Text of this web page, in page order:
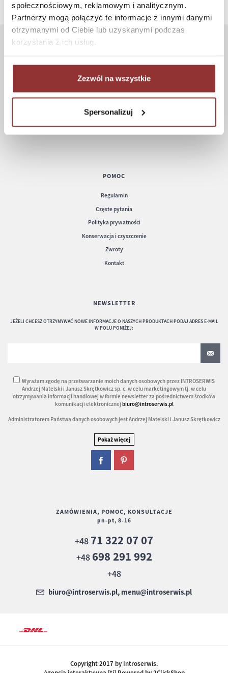
społecznościowym, reklamowym i analitycznym.
Partnerzy mogą połączyć te informacje z innymi danymi
otrzymanymi od Ciebie lub uzyskanymi podczas
korzystania z ich usług.
Zezwól na wszystkie
Spersonalizuj
Formy płatności
Koszt dostawy
Informacje techniczne
POMOC
Regulamin
Częste pytania
Polityka prywatności
Konserwacja i czyszczenie
Zwroty
Kontakt
NEWSLETTER
JEŻELI CHCESZ OTRZYMYWAĆ NOWE INFORMACJE O NASZYCH PRODUKTACH PODAJ ADRES E-MAIL
W POLU PONIŻEJ:
Wyrażam zgodę na przetwarzanie moich danych osobowych przez INTROSERWIS
Andrzej Matelski i Janusz Skrętkowicz sp. c. w celu marketingowym tj. w celu
otrzymywania informacji handlowej w formie newsletter za pośrednictwem środków
komunikacji elektronicznej biuro@introserwis.pl
Administratorem Państwa danych osobowych jest Andrzej Matelski i Janusz Skrętkowicz
ZAMÓWIENIA, POMOC, KONSULTACJE
pn-pt, 8-16
+48 71 322 07 07
+48 698 291 992
+48
biuro@introserwis.pl, menu@introserwis.pl
Copyright 2017 by Introserwis.